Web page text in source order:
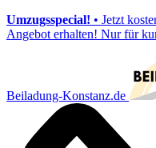
Umzugsspecial! • Jetzt
Angebot erhalten! Nur für
Beiladung-Konstanz.de